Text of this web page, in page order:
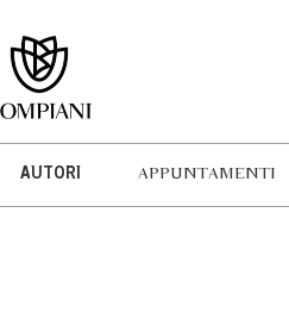
AUTORI APPUNTAMENTI